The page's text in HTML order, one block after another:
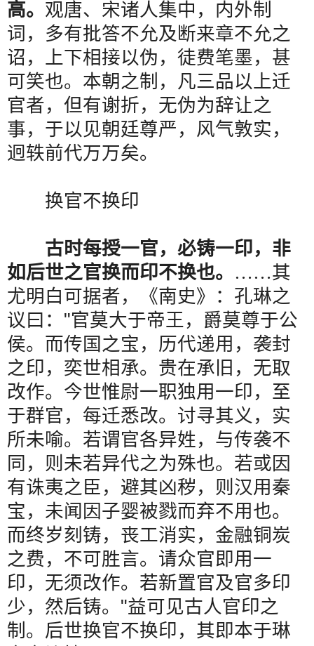
高。 观唐、宋诸人集中，内外制
词，多有批答不允及断来章不允之
诏，上下相接以伪，徒费笔墨，甚
可笑也。本朝之制，凡三品以上迁
官者，但有谢折，无伪为辞让之
事，于以见朝廷尊严，风气敦实，
迥轶前代万万矣。
换官不换印
古时每授一官，必铸一印，非
如后世之官换而印不换也。 ……其
尤明白可据者，《南史》：孔琳之
议曰： "官莫大于帝王，爵莫尊于公
侯。而传国之宝，历代递用，袭封
之印，奕世相承。贵在承旧，无取
改作。今世惟尉一职独用一印，至
于群官，每迁悉改。讨寻其义，实
所未喻。若谓官各异姓，与传袭不
同，则未若异代之为殊也。若或因
有诛夷之臣，避其凶秽，则汉用秦
宝，未闻因子婴被戮而弃不用也。
而终岁刻铸，丧工消实，金融铜炭
之费，不可胜言。请众官即用一
印，无须改作。若新置官及官多印
少，然后铸。 "益可见古人官印之
制。后世换官不换印，其即本于琳